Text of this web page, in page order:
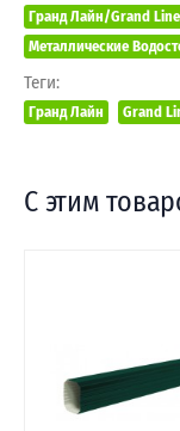
Гранд Лайн/Grand
Металлические
Теги:
Гранд Лайн Grand
С этим